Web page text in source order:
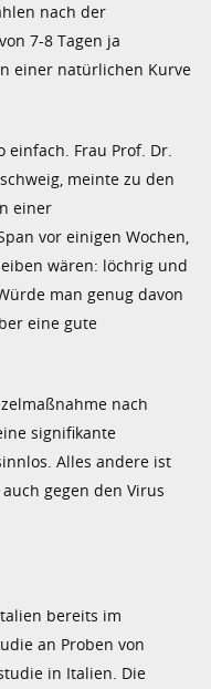
nach der
7-8 Tagen ja
einer natürlichen Kurve
einfach. Frau Prof. Dr.
meinte zu den
einer
vor einigen Wochen,
wären: löchrig und
man genug davon
eine gute
nach
signifikante
Alles andere ist
gegen den Virus
bereits im
an Proben von
in Italien. Die